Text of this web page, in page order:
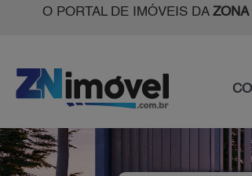
O PORTAL DE IMÓVEIS DA ZONA